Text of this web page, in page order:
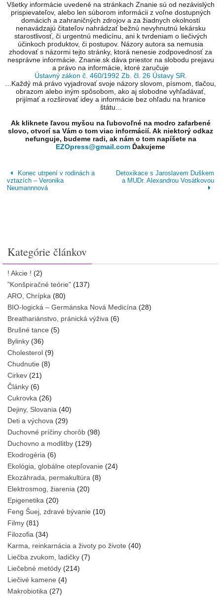
Všetky informácie uvedené na stránkach Znanie sú od nezávislých
prispievateľov, alebo len súborom informácii z voľne dostupných
domácich a zahraničných zdrojov a za žiadnych okolností
nenavádzajú čitateľov nahrádzať bežnú nevyhnutnú lekársku
starostlivosť, či urgentnú medicínu, ani k tvrdeniam o liečivých
účinkoch produktov, či postupov. Názory autora sa nemusia
zhodovať s názormi tejto stránky, ktorá nenesie zodpovednosť za
nesprávne informácie. Znanie.sk dáva priestor na slobodu prejavu
a právo na informácie, ktoré zaručuje
Ústavný zákon č. 460/1992 Zb. čl. 26 Ústavy SR
...Každý má právo vyjadrovať svoje názory slovom, písmom, tlačou,
obrazom alebo iným spôsobom, ako aj slobodne vyhľadávať,
prijímať a rozširovať idey a informácie bez ohľadu na hranice
štátu...
Ak kliknete ľavou myšou na ľubovoľné na modro zafarbené
slovo, otvorí sa Vám o tom viac informácií. Ak niektorý odkaz
nefunguje, budeme radi, ak nám o tom napíšete na
EZOpress@gmail.com Ďakujeme
Konec utrpení v rodinách a
vztazích – Veronika
Neumannnová
Detoxikace s Jaroslavem Duškem
a MUDr. Alexandrou Vosátkovou
Kategórie článkov
! Akcie ! (2)
"Konšpiračné teórie" (137)
ARO, Chrípka (80)
BIO-logická – Germánska Nová Medicína (28)
Breathariánstvo, pránická výživa (6)
Brušné tance (5)
Bylinky (36)
Cholesterol (9)
Chudnutie (8)
Cirkev (21)
Články (6)
Cukrovka (26)
Dejiny, Slovania (40)
Deti a výchova (29)
Duchovné príčiny chorôb (98)
Duchovno a modlitby (129)
Ekodrogéria (6)
Ekológia, globálne otepľovanie (24)
Ekozáhrada, permakultúra (8)
Elektrosmog, žiarenia (20)
Epigenetika (20)
Feng Šuej, zdravé bývanie (10)
Filmy (81)
Filozofia (34)
Karma, reinkarnácia a životy po živote (40)
Liečba zvukom, ladičky (7)
Liečebné metódy (214)
Liečivé kamene (4)
Makrobiotika (27)